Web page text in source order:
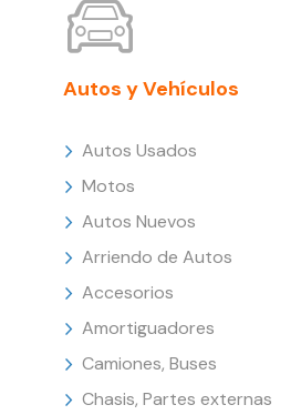
Autos y Vehículos
Autos Usados
Motos
Autos Nuevos
Arriendo de Autos
Accesorios
Amortiguadores
Camiones, Buses
Chasis, Partes externas